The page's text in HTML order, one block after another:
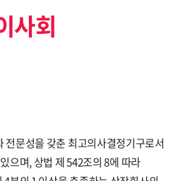
브로슈어
공지사항
IR
사회
전문성을 갖춘 최고의사결정기구로서
으며, 상법 제 542조의 8에 따라